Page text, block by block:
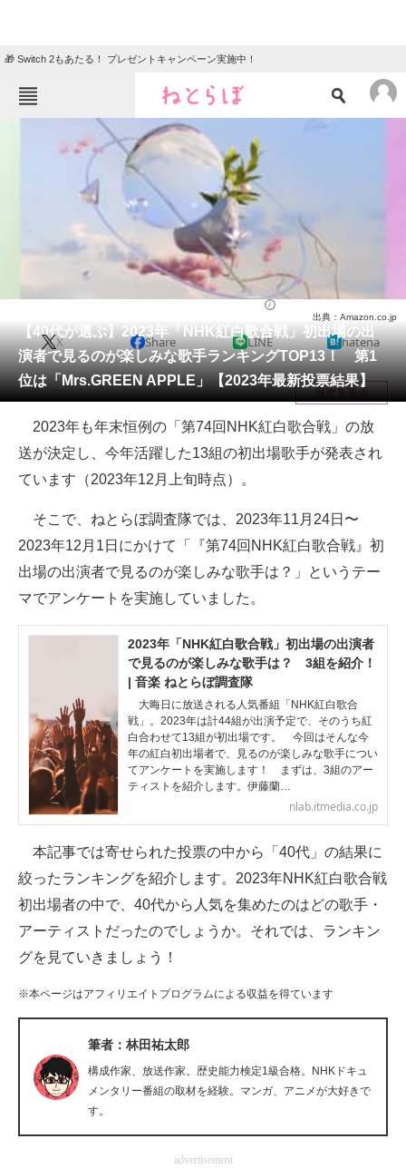
🎁 Switch 2もあたる！ プレゼントキャンペーン実施中！
ねとらぼメニュー
ニュース
クイズ
地域
住まい 教育・育児
リサーチ
会員記事
メディア
注目記事を集めた総合ページ
ITの今と未来を見通す
スマホと通信の最新トレンド
進化するPCとデバイスの未来
好きが集まる 比べて選べる
ビジネスと働き方のヒント
AI活用のいまが分かる
企業ITのトレンドを詳説
経営リーダーのコミュニティ
マーケ×ITの今がよく分かる
ITエンジニア向け専門サイト
IT製品の技術・比較・事例
製造業のIT導入・活用を支援
モノづくり技術者専門サイト
エレクトロニクス専門サイト
エネルギーの専門メディア
建設×テクノロジーの最前線
【40代が選ぶ】2023年「NHK紅白歌合戦」初出場の出
演者で見るのが楽しみな歌手ランキングTOP13！ 第1
位は「Mrs.GREEN APPLE」【2023年最新投票結果】
出典：Amazon.co.jp
X Share LINE hatena
目次を表示
2023年も年末恒例の「第74回NHK紅白歌合戦」の放
送が決定し、今年活躍した13組の初出場歌手が発表され
ています（2023年12月上旬時点）。
そこで、ねとらぼ調査隊では、2023年11月24日〜
2023年12月1日にかけて「『第74回NHK紅白歌合戦』初
出場の出演者で見るのが楽しみな歌手は？」というテー
マでアンケートを実施していました。
2023年「NHK紅白歌合戦」初出場の出演者
で見るのが楽しみな歌手は？ 3組を紹介！
| 音楽 ねとらぼ調査隊
大晦日に放送される人気番組「NHK紅白歌合
戦」。2023年は計44組が出演予定で、そのうち紅
白合わせて13組が初出場です。 今回はそんな今
年の紅白初出場者で、見るのが楽しみな歌手につい
てアンケートを実施します！ まずは、3組のアー
ティストを紹介します。伊藤蘭…
nlab.itmedia.co.jp
本記事では寄せられた投票の中から「40代」の結果に
絞ったランキングを紹介します。2023年NHK紅白歌合戦
初出場者の中で、40代から人気を集めたのはどの歌手・
アーティストだったのでしょうか。それでは、ランキン
グを見ていきましょう！
※本ページはアフィリエイトプログラムによる収益を得ています
筆者：林田祐太郎
構成作家、放送作家。歴史能力検定1級合格。NHKドキュ
メンタリー番組の取材を経験。マンガ、アニメが大好きで
す。
advertisement